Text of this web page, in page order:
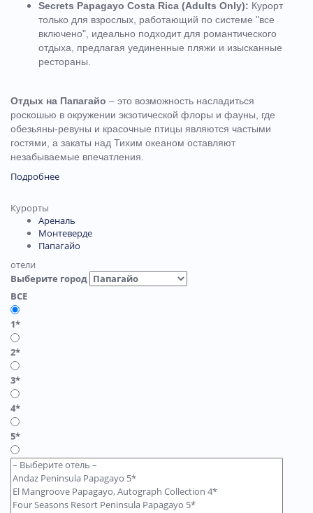
Secrets Papagayo Costa Rica (Adults Only): Курорт
только для взрослых, работающий по системе "все
включено", идеально подходит для романтического
отдыха, предлагая уединенные пляжи и изысканные
рестораны.
Отдых на Папагайо – это возможность насладиться
роскошью в окружении экзотической флоры и фауны, где
обезьяны-ревуны и красочные птицы являются частыми
гостями, а закаты над Тихим океаном оставляют
незабываемые впечатления.
Подробнее
Курорты
Ареналь
Монтеверде
Папагайо
отели
Выберите город
ВСЕ
1*
2*
3*
4*
5*